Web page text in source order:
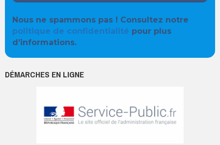
Nous ne spammons pas ! Consultez notre
politique de confidentialité pour plus
d’informations.
DÉMARCHES EN LIGNE